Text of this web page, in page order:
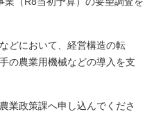
どにおいて、経営構造の転
の農業用機械などの導入を支
業政策課へ申し込んでくださ